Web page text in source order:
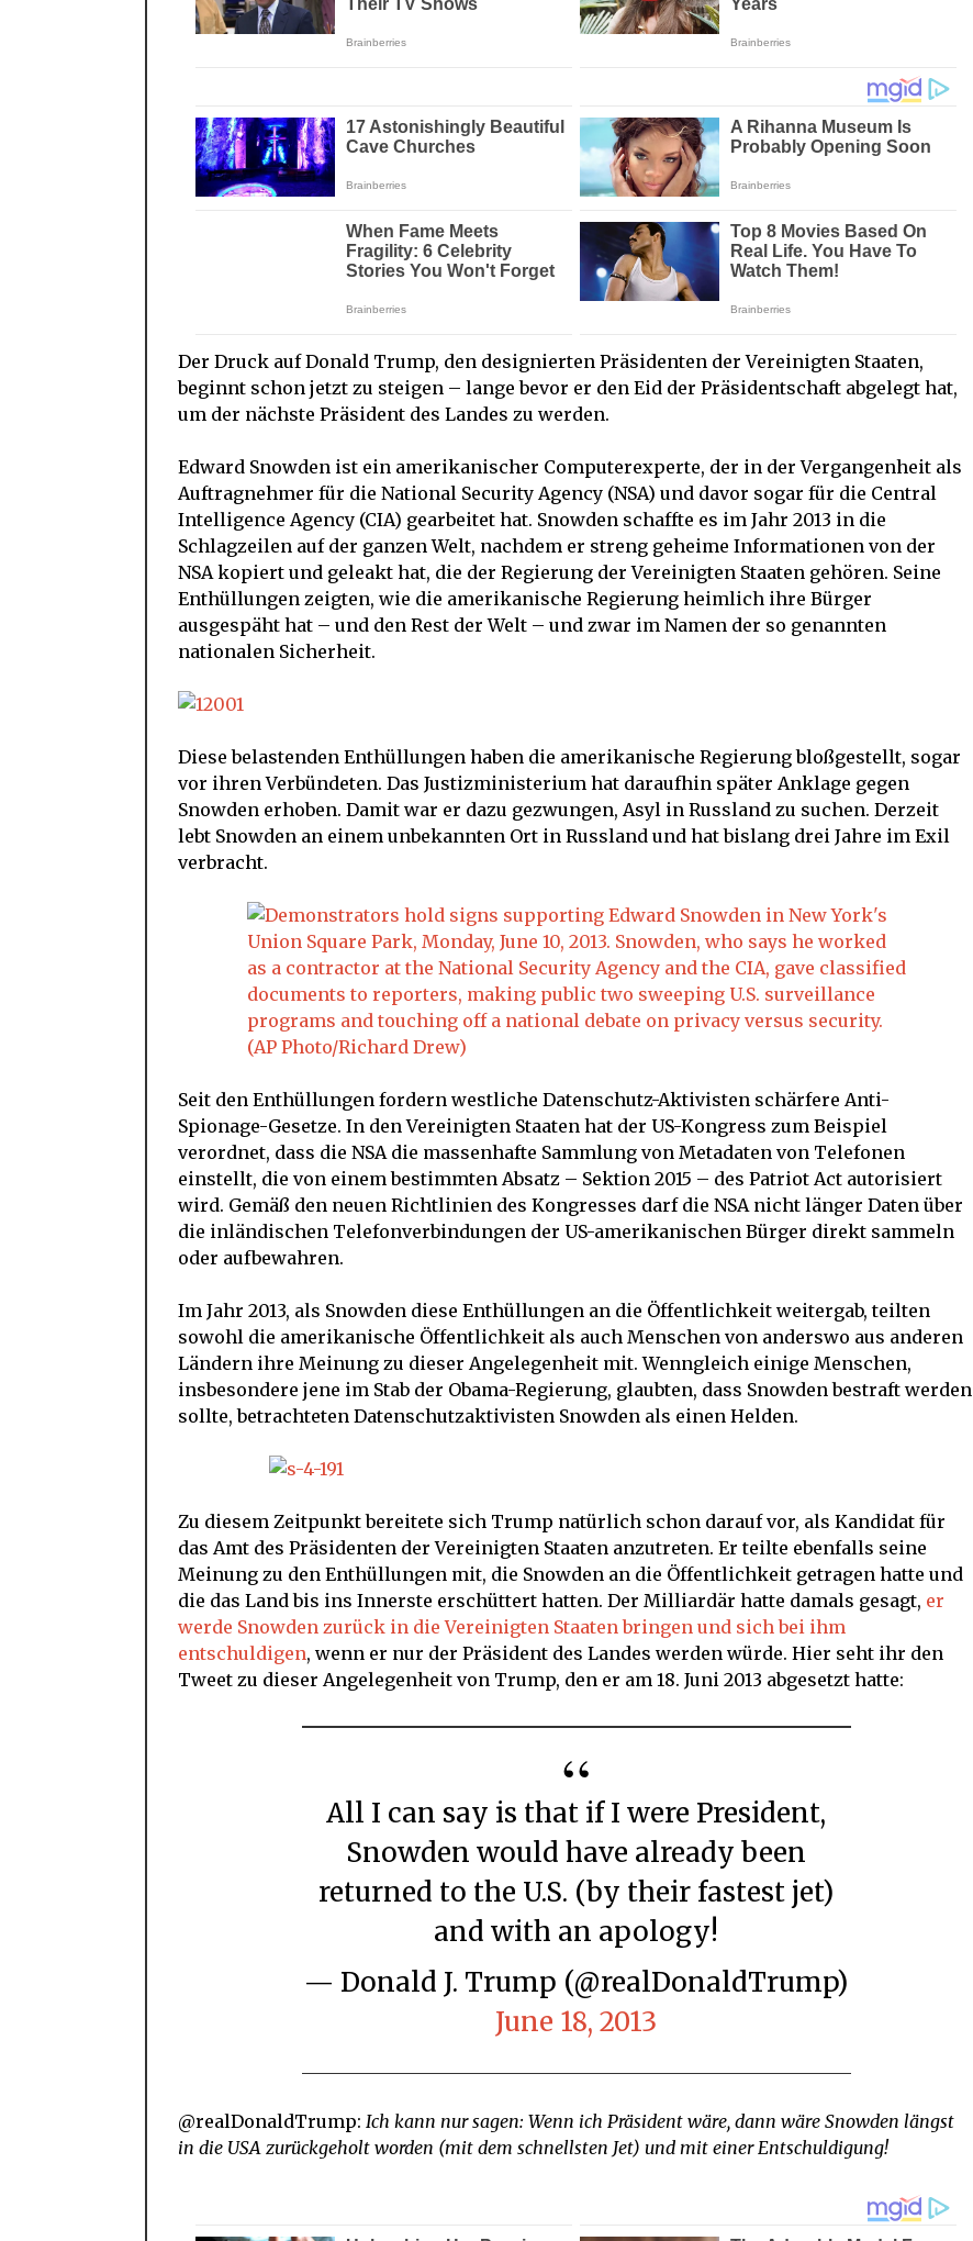
Der Druck auf Donald Trump, den designierten Präsidenten der Vereinigten Staaten,
beginnt schon jetzt zu steigen – lange bevor er den Eid der Präsidentschaft abgelegt hat,
um der nächste Präsident des Landes zu werden.
Edward Snowden ist ein amerikanischer Computerexperte, der in der Vergangenheit als
Auftragnehmer für die National Security Agency (NSA) und davor sogar für die Central
Intelligence Agency (CIA) gearbeitet hat. Snowden schaffte es im Jahr 2013 in die
Schlagzeilen auf der ganzen Welt, nachdem er streng geheime Informationen von der
NSA kopiert und geleakt hat, die der Regierung der Vereinigten Staaten gehören. Seine
Enthüllungen zeigten, wie die amerikanische Regierung heimlich ihre Bürger
ausgespäht hat – und den Rest der Welt – und zwar im Namen der so genannten
nationalen Sicherheit.
Diese belastenden Enthüllungen haben die amerikanische Regierung bloßgestellt, sogar
vor ihren Verbündeten. Das Justizministerium hat daraufhin später Anklage gegen
Snowden erhoben. Damit war er dazu gezwungen, Asyl in Russland zu suchen. Derzeit
lebt Snowden an einem unbekannten Ort in Russland und hat bislang drei Jahre im Exil
verbracht.
Seit den Enthüllungen fordern westliche Datenschutz-Aktivisten schärfere Anti-
Spionage-Gesetze. In den Vereinigten Staaten hat der US-Kongress zum Beispiel
verordnet, dass die NSA die massenhafte Sammlung von Metadaten von Telefonen
einstellt, die von einem bestimmten Absatz – Sektion 2015 – des Patriot Act autorisiert
wird. Gemäß den neuen Richtlinien des Kongresses darf die NSA nicht länger Daten über
die inländischen Telefonverbindungen der US-amerikanischen Bürger direkt sammeln
oder aufbewahren.
Im Jahr 2013, als Snowden diese Enthüllungen an die Öffentlichkeit weitergab, teilten
sowohl die amerikanische Öffentlichkeit als auch Menschen von anderswo aus anderen
Ländern ihre Meinung zu dieser Angelegenheit mit. Wenngleich einige Menschen,
insbesondere jene im Stab der Obama-Regierung, glaubten, dass Snowden bestraft werden
sollte, betrachteten Datenschutzaktivisten Snowden als einen Helden.
Zu diesem Zeitpunkt bereitete sich Trump natürlich schon darauf vor, als Kandidat für
das Amt des Präsidenten der Vereinigten Staaten anzutreten. Er teilte ebenfalls seine
Meinung zu den Enthüllungen mit, die Snowden an die Öffentlichkeit getragen hatte und
die das Land bis ins Innerste erschüttert hatten. Der Milliardär hatte damals gesagt, er
werde Snowden zurück in die Vereinigten Staaten bringen und sich bei ihm
entschuldigen, wenn er nur der Präsident des Landes werden würde. Hier seht ihr den
Tweet zu dieser Angelegenheit von Trump, den er am 18. Juni 2013 abgesetzt hatte:
All I can say is that if I were President,
Snowden would have already been
returned to the U.S. (by their fastest jet)
and with an apology!
— Donald J. Trump (@realDonaldTrump)
June 18, 2013
@realDonaldTrump: Ich kann nur sagen: Wenn ich Präsident wäre, dann wäre Snowden längst
in die USA zurückgeholt worden (mit dem schnellsten Jet) und mit einer Entschuldigung!